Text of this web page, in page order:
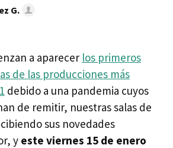
G.
a aparecer los primeros
de las producciones más
debido a una pandemia cuyos
de remitir, nuestras salas de
sus novedades
y este viernes 15 de enero